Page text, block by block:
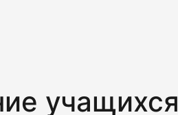
учащихся